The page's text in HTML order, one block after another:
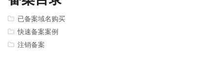
已备案域名购买
快速备案案例
注销备案